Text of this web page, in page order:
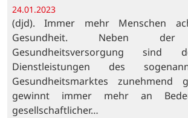
24.01.2023
(djd). Immer mehr Menschen
Gesundheit. Neben der
Gesundheitsversorgung sind
Dienstleistungen des
Gesundheitsmarktes zunehmend
gewinnt immer mehr an
gesellschaftlicher…